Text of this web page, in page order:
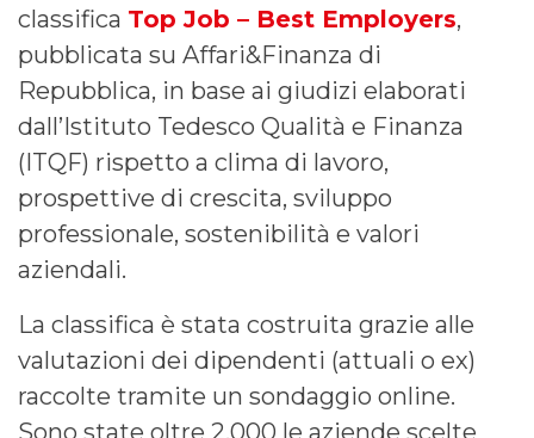
classifica Top Job – Best Employers,
pubblicata su Affari&Finanza di
Repubblica, in base ai giudizi elaborati
dall’Istituto Tedesco Qualità e Finanza
(ITQF) rispetto a clima di lavoro,
prospettive di crescita, sviluppo
professionale, sostenibilità e valori
aziendali.
La classifica è stata costruita grazie alle
valutazioni dei dipendenti (attuali o ex)
raccolte tramite un sondaggio online.
Sono state oltre 2.000 le aziende scelte